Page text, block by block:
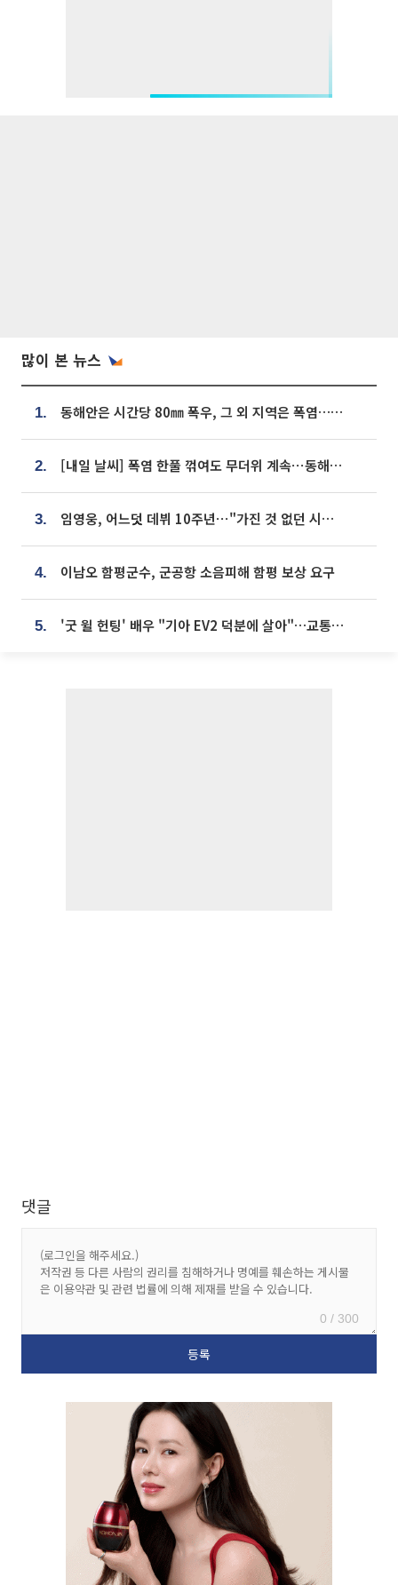
많이 본 뉴스
1. 동해안은 시간당 80㎜ 폭우, 그 외 지역은 폭염…‘극과 극 날씨’
2. [내일 날씨] 폭염 한풀 꺾여도 무더위 계속⋯동해안 이틀 연속 비
3. 임영웅, 어느덧 데뷔 10주년⋯"가진 것 없던 시절, 내 앞엔 20명의 팬뿐"
4. 이남오 함평군수, 군공항 소음피해 함평 보상 요구
5. '굿 윌 헌팅' 배우 "기아 EV2 덕분에 살아"…교통사고 후 안전성 극찬
댓글
0 / 300